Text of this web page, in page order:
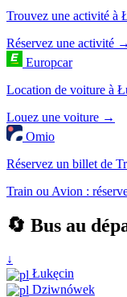
Trouvez une activité à
Réservez une activité →
Europcar
Location de voiture à
Louez une voiture →
Omio
Réservez un billet de
Train ou Avion :
🔄 Bus au
↓
Łukęcin
Dziwnówek